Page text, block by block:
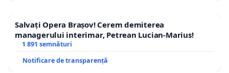
Salvați Opera Brașov! Cerem demiterea
managerului interimar, Petrean Lucian-Marius!
1 891 semnături
Notificare de transparență